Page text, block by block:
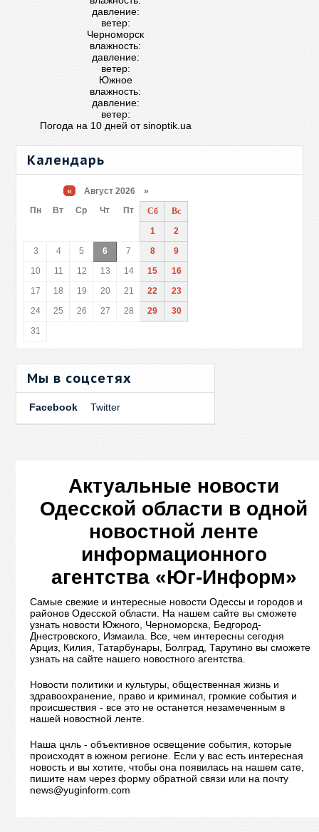
давление:
ветер:
Черноморск
влажность:
давление:
ветер:
Южное
влажность:
давление:
ветер:
Погода на 10 дней отsinoptik.ua
Календарь
« Август 2026 »
Пн
Вт Ср Чт Пт Сб
Вс
1
2
3
4 5 6 7 8
9
10
11 12 13 14 15
16
17
18 19 20 21 22
23
24
25 26 27 28 29
30
31
Мы в соцсетях
Facebook Twitter
Актуальные новости
Одесской области в одной
новостной ленте
информационного
агентства «Юг-Информ»
Самые свежие и интересные новости Одессы и городов и
районов Одесской области. На нашем сайте вы сможете
узнать новости Южного, Черноморска, Бедгород-
Днестровского, Измаила. Все, чем интересны сегодня
Арциз, Килия, Татарбунары, Болград, Тарутино вы сможете
узнать на сайте нашего новостного агентства.
Новости политики и культуры, общественная жизнь и
здравоохранение, право и криминал, громкие события и
происшествия - все это не останется незамеченным в
нашей новостной ленте.
Наша цнль - объективное освещение события, которые
происходят в южном регионе. Если у вас есть интересная
новость и вы хотите, чтобы она появилась на нашем сате,
пишите нам через форму обратной связи или на почту
news@yuginform.com